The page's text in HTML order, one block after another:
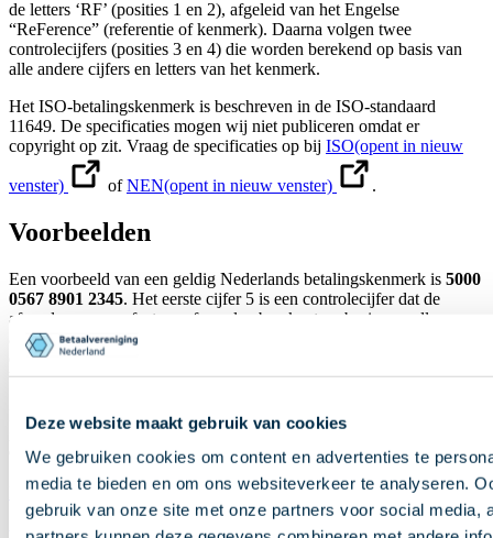
Deze website maakt gebruik van cookies
We gebruiken cookies om content en advertenties te
media te bieden en om ons websiteverkeer te analyseren.
gebruik van onze site met onze partners voor social media,
de letters ‘RF’ (posities 1 en 2), afgeleid van het Engelse
“ReFerence” (referentie of kenmerk). Daarna volgen twee
controlecijfers (posities 3 en 4) die worden berekend op basis van
alle andere cijfers en letters van het kenmerk.
Het ISO-betalingskenmerk is beschreven in de ISO-standaard
11649. De specificaties mogen wij niet publiceren omdat er
copyright op zit. Vraag de specificaties op bij ISO(opent in nieuw
venster) ofNEN(opent in nieuw venster) .
Voorbeelden
Een voorbeeld van een geldig Nederlands betalingskenmerk is 5000
0567 8901 2345. Het eerste cijfer 5 is een controlecijfer dat de
afzender van een factuur of aanslag berekent op basis van alle
andere cijfers van het kenmerk. Wanneer de betaler bij het invoeren
een tikfout maakt, dan klopt dat controlecijfer niet meer en kan de
bank een waarschuwing tonen.
Een voorbeeld van een internationaal ISO-betalingskenmerk
RF98 REF 1234. In dit voorbeeld zijn die twee controlecijfers
98.
Direct naar inhoud